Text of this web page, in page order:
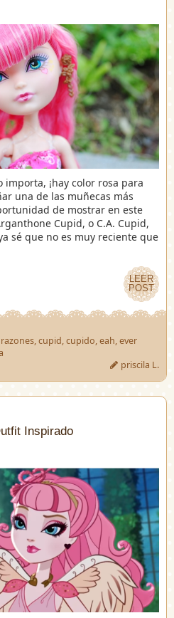
importa, ¡hay color rosa para
una de las muñecas más
de mostrar en este
Cupid, o C.A. Cupid,
sé que no es muy reciente que
LEER
POST
LEER
POST
,cupid,cupido,eah,ever
priscila L.
Inspirado